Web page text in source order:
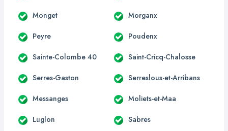
Monget Morganx
Peyre Poudenx
Sainte-Colombe 40 Saint-Cricq-Chalosse
Serres-Gaston Serreslous-et-Arribans
Messanges Moliets-et-Maa
Luglon Sabres